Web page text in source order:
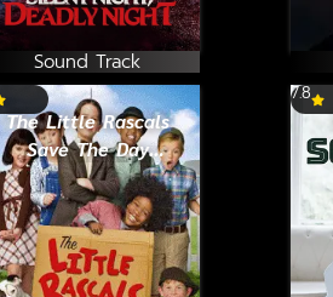
Sound Track
The Little Rascals
Save The Day
(2014) แก๊งค์จิ๋วจอม
กวน ภาค 2
7.8